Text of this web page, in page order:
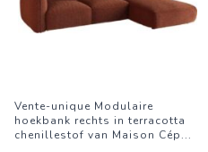
Vente-unique Modulaire
hoekbank rechts in terracotta
chenillestof van Maison Cép...